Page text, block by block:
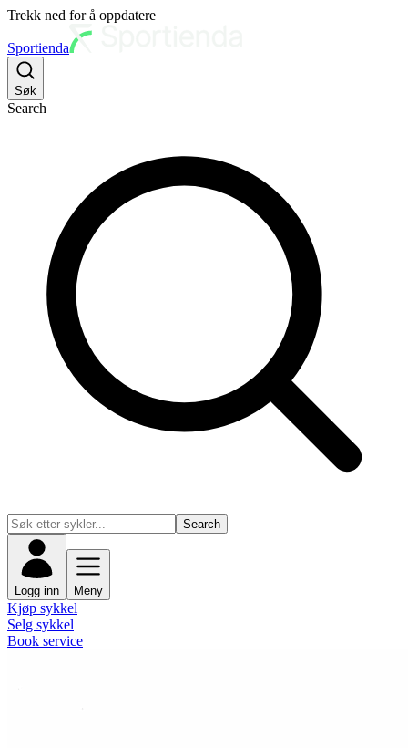
Trekk ned for å oppdatere
Sportienda
Søk
Search
Search
Logg inn Meny
Kjøp sykkel
Selg sykkel
Book service